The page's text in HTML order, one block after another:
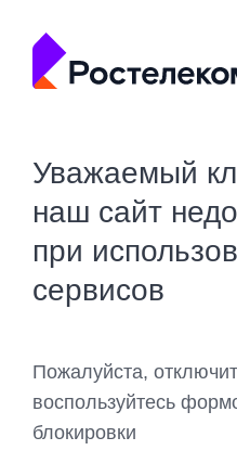
Уважаемый
наш сайт
при
сервисов
Пожалуйста,
воспользуйтесь
блокировки